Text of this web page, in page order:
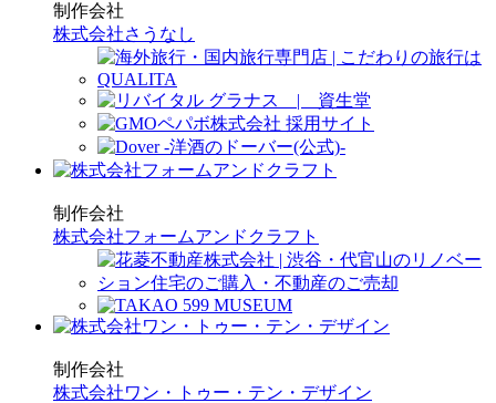
制作会社
株式会社さうなし
制作会社
株式会社フォームアンドクラフト
制作会社
株式会社ワン・トゥー・テン・デザイン